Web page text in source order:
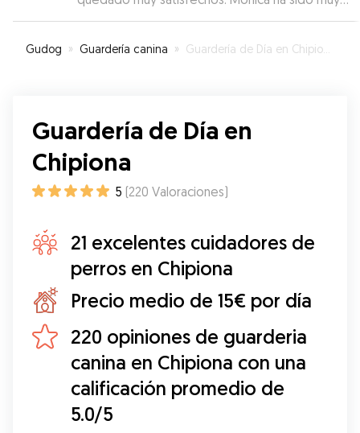
atenta y mi perrita ha estado encantada.
Gudog » Guardería canina » Guardería de Día en Chipiona
Guardería de Día en
Chipiona
5 (220 Valoraciones)
21 excelentes cuidadores de
perros en Chipiona
Precio medio de 15€ por día
220 opiniones de guarderia
canina en Chipiona con una
calificación promedio de
5.0/5